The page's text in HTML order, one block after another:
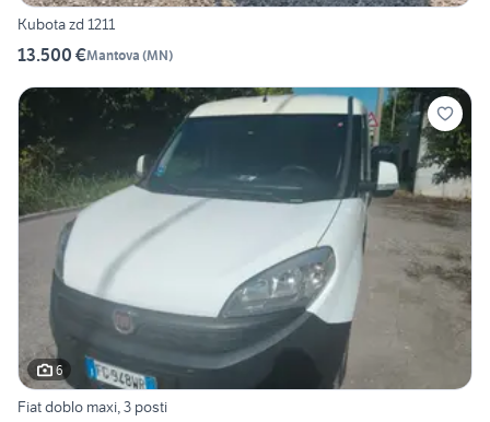
Kubota zd 1211
13.500 €Mantova (MN)
6
Fiat doblo maxi, 3 posti